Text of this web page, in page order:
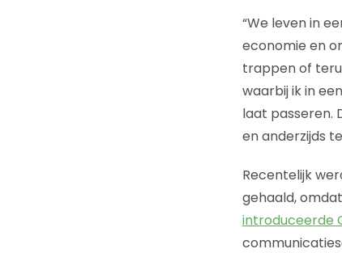
“We leven in
economie en
trappen of
waarbij ik in
laat passeren.
en anderzijds
Recentelijk
gehaald,
introduceerde